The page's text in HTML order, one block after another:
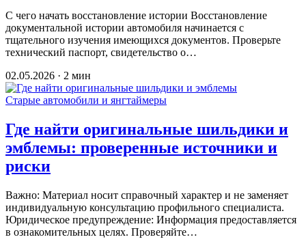
С чего начать восстановление истории Восстановление
документальной истории автомобиля начинается с
тщательного изучения имеющихся документов. Проверьте
технический паспорт, свидетельство о…
02.05.2026 · 2 мин
Старые автомобили и янгтаймеры
Где найти оригинальные шильдики и
эмблемы: проверенные источники и
риски
Важно: Материал носит справочный характер и не заменяет
индивидуальную консультацию профильного специалиста.
Юридическое предупреждение: Информация предоставляется
в ознакомительных целях. Проверяйте…